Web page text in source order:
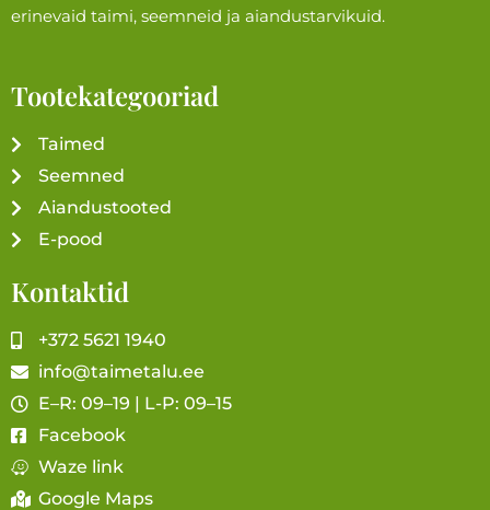
erinevaid taimi, seemneid ja aiandustarvikuid.
Tootekategooriad
Taimed
Seemned
Aiandustooted
E-pood
Kontaktid
+372 5621 1940
info@taimetalu.ee
E–R: 09–19 | L-P: 09–15
Facebook
Waze link
Google Maps